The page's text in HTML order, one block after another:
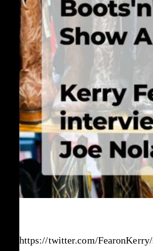
Roots
Festival
2020
https://twitter.com/